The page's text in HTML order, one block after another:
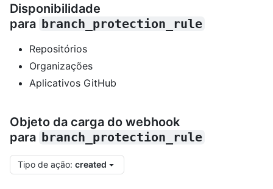
Disponibilidade
para branch_protection_rule
Repositórios
Organizações
Aplicativos GitHub
Objeto da carga do webhook
para branch_protection_rule
Tipo de ação: created